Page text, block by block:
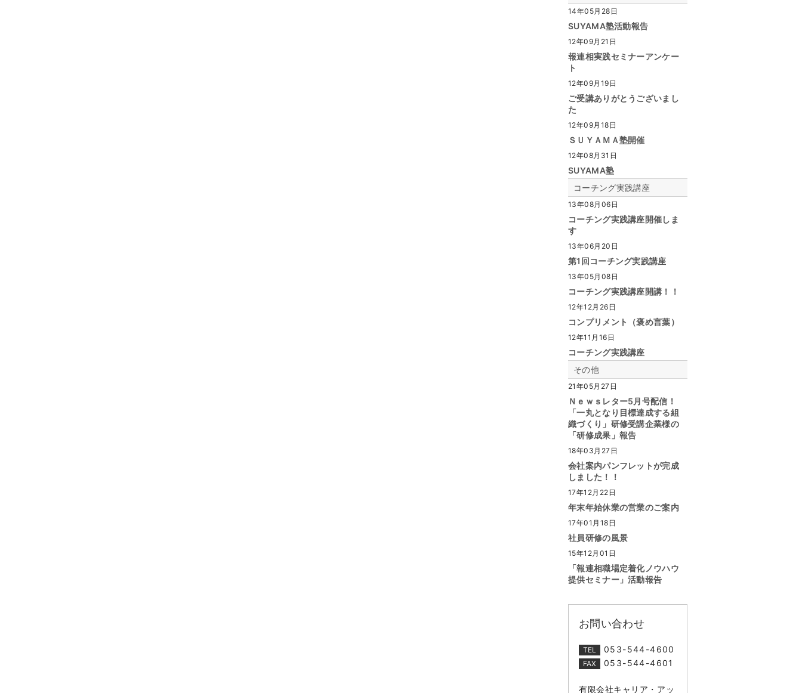
14年05月28日
SUYAMA塾活動報告
12年09月21日
報連相実践セミナーアンケー
ト
12年09月19日
ご受講ありがとうございまし
た
12年09月18日
ＳＵＹＡＭＡ塾開催
12年08月31日
SUYAMA塾
コーチング実践講座
13年08月06日
コーチング実践講座開催しま
す
13年06月20日
第1回コーチング実践講座
13年05月08日
コーチング実践講座開講！！
12年12月26日
コンプリメント（褒め言葉）
12年11月16日
コーチング実践講座
その他
21年05月27日
Ｎｅｗｓレター5月号配信！
「一丸となり目標達成する組
織づくり」研修受講企業様の
「研修成果」報告
18年03月27日
会社案内パンフレットが完成
しました！！
17年12月22日
年末年始休業の営業のご案内
17年01月18日
社員研修の風景
15年12月01日
「報連相職場定着化ノウハウ
提供セミナー」活動報告
お問い合わせ
TEL 053-544-4600
FAX 053-544-4601
有限会社キャリア・アッ